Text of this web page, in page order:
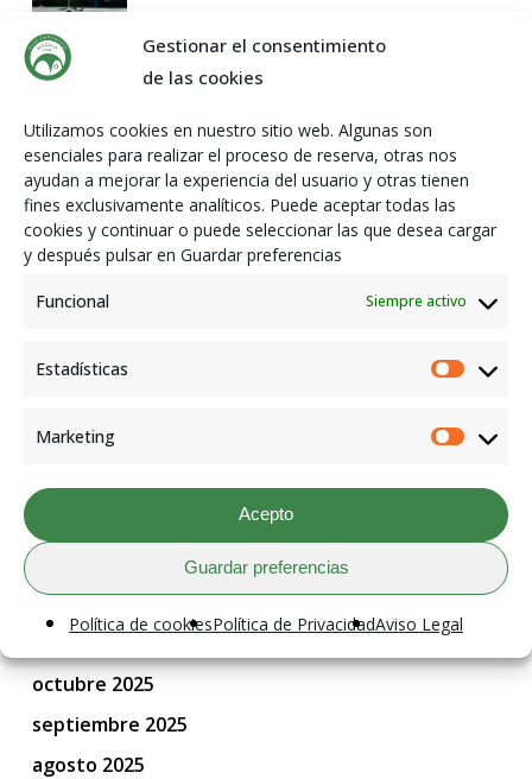
Gestionar el consentimiento
de las cookies
Utilizamos cookies en nuestro sitio web. Algunas son
esenciales para realizar el proceso de reserva, otras nos
ayudan a mejorar la experiencia del usuario y otras tienen
fines exclusivamente analíticos. Puede aceptar todas las
cookies y continuar o puede seleccionar las que desea cargar
y después pulsar en Guardar preferencias
Funcional Siempre activo
Estadísticas
Marketing
Acepto
Guardar preferencias
Política de cookiesPolítica de PrivacidadAviso Legal
11 agosto, 2025
El Bierzo
Resultados partidos 29 y 30 de abril
5 mayo, 2023
Archivos
octubre 2025
septiembre 2025
agosto 2025